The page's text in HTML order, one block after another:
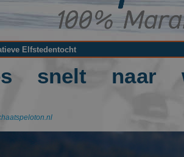
Elfstedentocht
snelt naar